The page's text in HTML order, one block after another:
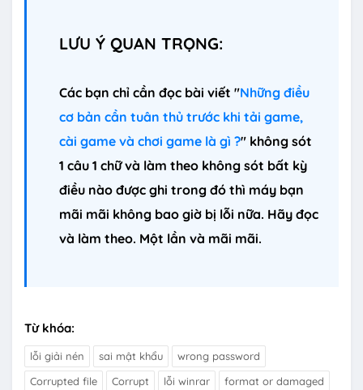
LƯU Ý QUAN TRỌNG:
Các bạn chỉ cần đọc bài viết "Những điều
cơ bản cần tuân thủ trước khi tải game,
cài game và chơi game là gì ?" không sót
1 câu 1 chữ và làm theo không sót bất kỳ
điều nào được ghi trong đó thì máy bạn
mãi mãi không bao giờ bị lỗi nữa. Hãy đọc
và làm theo. Một lần và mãi mãi.
Từ khóa:
lỗi giải nén sai mật khẩu
wrong password
Corrupted file
Corrupt lỗi winrar
format or damaged